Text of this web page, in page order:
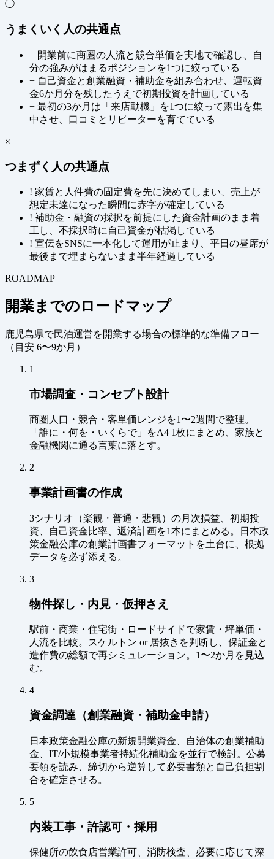
◯
うまくいく人の共通点
+ 開業前に商圏の人流と競合単価を実地で確認し、自
分の強みがはまるポジションを1つに絞っている
+ 自己資金と創業融資・補助金を組み合わせ、運転資
金6か月分を残したうえで初期投資を計画している
+ 最初の3か月は「来店動機」を1つに絞って露出を集
中させ、口コミとリピーターを育てている
×
つまずく人の共通点
! 家賃と人件費の固定費を先に決めてしまい、売上が
想定未達になった瞬間に赤字が確定している
! 補助金・融資の採択を前提にした資金計画のまま着
工し、不採択時に自己資金が枯渇している
! 宣伝をSNSに一本化して運用が止まり、平日の昼席が
最後まで埋まらないまま半年経過している
ROADMAP
開業までのロードマップ
鹿児島県で民泊運営を開業する場合の標準的な準備フロー
（ 目安 6〜9か月 ）
1
市場調査・コンセプト設計
商圏人口・競合・客単価レンジを1〜2週間で整理。
「誰に・何を・いくらで」をA4 1枚にまとめ、家族と
金融機関に通る言葉に落とす。
2
事業計画書の作成
3シナリオ（楽観・普通・悲観）の月次損益、初期投
資、自己資金比率、返済計画を1本にまとめる。日本政
策金融公庫の創業計画書フォーマットを土台に、根拠
データを必ず添える。
3
物件探し・内見・仮押さえ
駅前・商業・住宅街・ロードサイドで家賃・坪単価・
人流を比較。スケルトン or 居抜きを判断し、保証金と
造作費の総額で再シミュレーション。1〜2か月を見込
む。
4
資金調達（創業融資・補助金申請）
日本政策金融公庫の新規開業資金、自治体の創業補助
金、IT/小規模事業者持続化補助金を並行で検討。公募
要領を読み、締切から逆算して必要書類と自己負担割
合を確定させる。
5
内装工事・許認可・採用
保健所の飲食店営業許可、消防検査、必要に応じて深